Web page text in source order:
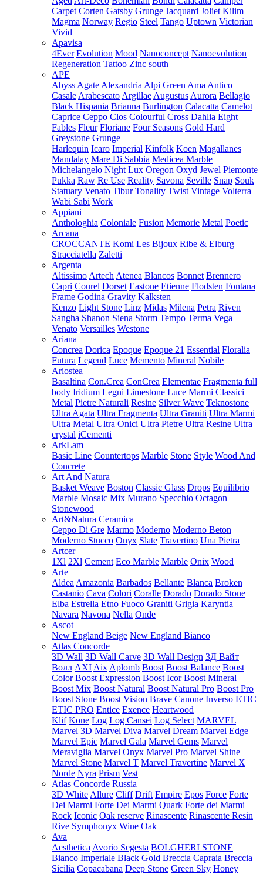
Carpet Corten Gatsby Grunge Jacquard Joliet Kilim
Magma Norway Regio Steel Tango Uptown Victorian
Vivid
Apavisa
4Ever Evolution Mood Nanoconcept Nanoevolution
Regeneration Tattoo Zinc south
APE
Abyss Agate Alexandria Alpi Green Ama Antico
Casale Arabescato Argillae Augustus Aurora Bellagio
Black Hispania Brianna Burlington Calacatta Camelot
Caprice Ceppo Clos Colourful Cross Dahlia Eight
Fables Fleur Floriane Four Seasons Gold Hard
Greystone Grunge
Harlequin Icaro Imperial Kinfolk Koen Magallanes
Mandalay Mare Di Sabbia Medicea Marble
Michelangelo Night Lux Oregon Oxyd Jewel Piemonte
Pukka Raw Re Use Reality Savona Seville Snap Souk
Statuary Venato Tibur Tonality Twist Vintage Volterra
Wabi Sabi Work
Appiani
Anthologhia Coloniale Fusion Memorie Metal Poetic
Arcana
CROCCANTE Komi Les Bijoux Ribe & Elburg
Stracciatella Zaletti
Argenta
Altissimo Artech Atenea Blancos Bonnet Brennero
Capri Courel Dorset Eastone Etienne Flodsten Fontana
Frame Godina Gravity Kalksten
Kenzo Light Stone Linz Midas Milena Petra Riven
Sangha Shanon Siena Storm Tempo Terma Vega
Venato Versailles Westone
Ariana
Concrea Dorica Epoque Epoque 21 Essential Floralia
Futura Legend Luce Memento Mineral Nobile
Ariostea
Basaltina Con.Crea ConCrea Elementae Fragmenta full
body Iridium Legni Limestone Luce Marmi Classici
Metal Pietre Naturali Resine Silver Wave Teknostone
Ultra Agata Ultra Fragmenta Ultra Graniti Ultra Marmi
Ultra Metal Ultra Onici Ultra Pietre Ultra Resine Ultra
crystal iCementi
ArkLam
Basic Line Countertops Marble Stone Style Wood And
Concrete
Art And Natura
Basket Weave Boston Classic Glass Drops Equilibrio
Marble Mosaic Mix Murano Specchio Octagon
Stonewood
Art&Natura Ceramica
Ceppo Di Gre Marmo Moderno Moderno Beton
Moderno Stucco Onyx Slate Travertino Una Pietra
Artcer
1Xl 2Xl Cement Eco Marble Marble Onix Wood
Arte
Aldea Amazonia Barbados Bellante Blanca Broken
Castanio Cava Colori Coralle Dorado Dorado Stone
Elba Estrella Etno Fuoco Graniti Grigia Karyntia
Navara Navona Nella Onde
Ascot
New England Beige New England Bianco
Atlas Concorde
3D Wall 3D Wall Carve 3D Wall Design 3Д Вайт
Волл AXI Aix Aplomb Boost Boost Balance Boost
Color Boost Expression Boost Icor Boost Mineral
Boost Mix Boost Natural Boost Natural Pro Boost Pro
Boost Stone Boost Vision Brave Canone Inverso ETIC
ETIC PRO Entice Exence Heartwood
Klif Kone Log Log Cansei Log Select MARVEL
Marvel 3D Marvel Diva Marvel Dream Marvel Edge
Marvel Epic Marvel Gala Marvel Gems Marvel
Meraviglia Marvel Onyx Marvel Pro Marvel Shine
Marvel Stone Marvel T Marvel Travertine Marvel X
Norde Nyra Prism Vest
Atlas Concorde Russia
3D White Allure Cliff Drift Empire Epos Force Forte
Dei Marmi Forte Dei Marmi Quark Forte dei Marmi
Rock Iconic Oak reserve Rinascente Rinascente Resin
Rive Symphonyx Wine Oak
Ava
Aesthetica Avorio Segesta BOLGHERI STONE
Bianco Imperiale Black Gold Breccia Capraia Breccia
Sicilia Copacabana Deep Stone Green Sky Honey